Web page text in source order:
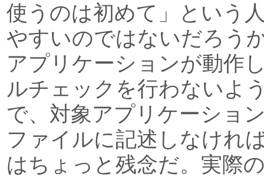
使うのは初めて」という
やすいのではないだろう
アプリケーションが動作
ルチェックを行わないよ
で、対象アプリケーショ
ファイルに記述しなけれ
はちょっと残念だ。実際